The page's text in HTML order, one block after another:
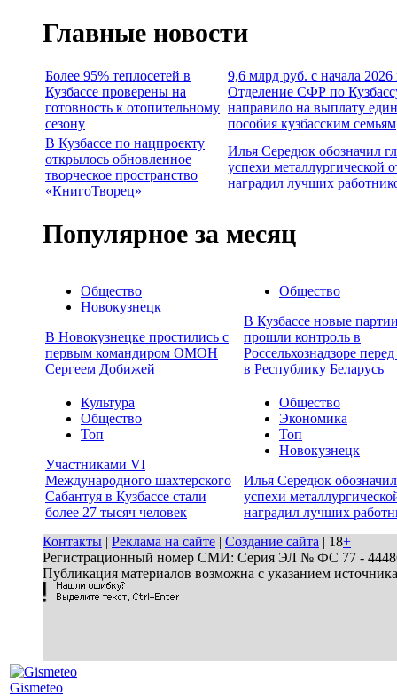
Главные новости
Более 95% теплосетей в
Кузбассе проверены на
готовность к отопительному
сезону
9,6 млрд руб. с начала 2026
Отделение СФР по
направило на выплату
пособия кузбасским семьям
В Кузбассе по нацпроекту
открылось обновленное
творческое пространство
«КнигоТворец»
Илья Середюк обозначил
успехи металлургической
наградил лучших
Популярное за месяц
Общество
Новокузнецк
В Новокузнецке простились с
первым командиром ОМОН
Сергеем Добижей
Общество
В Кузбассе новые
прошли контроль в
Россельхознадзоре
в Республику Беларусь
Культура
Общество
Топ
Участниками VI
Международного шахтерского
Сабантуя в Кузбассе стали
более 27 тысяч человек
Общество
Экономика
Топ
Новокузнецк
Илья Середюк
успехи
наградил лучших
Контакты | Реклама на сайте | Создание сайта | 18+
Регистрационный номер СМИ: Серия ЭЛ № ФС 77 - 44486
Публикация материалов возможна с указанием
Gismeteo